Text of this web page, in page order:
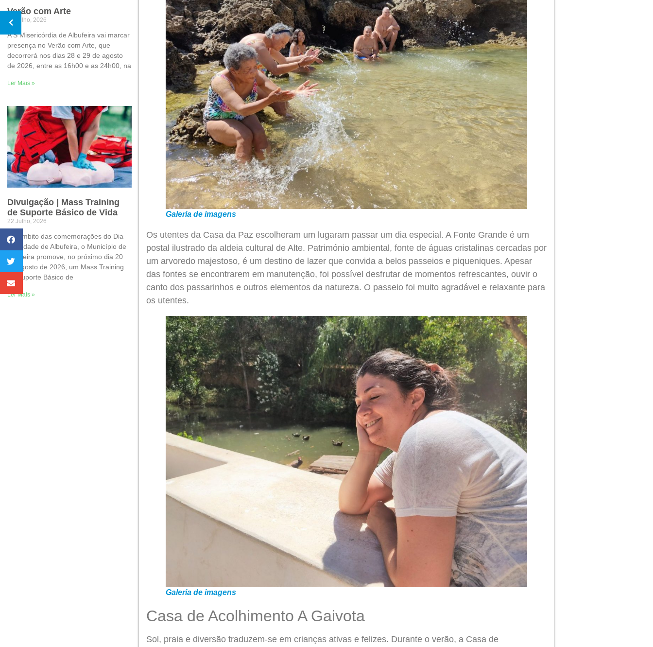
Verão com Arte
30 Julho, 2026
A S Misericórdia de Albufeira vai marcar
presença no Verão com Arte, que
decorrerá nos dias 28 e 29 de agosto
de 2026, entre as 16h00 e as 24h00, na
Ler Mais »
Divulgação | Mass Training
de Suporte Básico de Vida
22 Julho, 2026
No âmbito das comemorações do Dia
da Cidade de Albufeira, o Município de
Albufeira promove, no próximo dia 20
de agosto de 2026, um Mass Training
de Suporte Básico de
Ler Mais »
Galeria de imagens
Os utentes da Casa da Paz escolheram um lugaram passar um dia especial. A Fonte Grande é um
postal ilustrado da aldeia cultural de Alte. Património ambiental, fonte de águas cristalinas cercadas por
um arvoredo majestoso, é um destino de lazer que convida a belos passeios e piqueniques. Apesar
das fontes se encontrarem em manutenção, foi possível desfrutar de momentos refrescantes, ouvir o
canto dos passarinhos e outros elementos da natureza. O passeio foi muito agradável e relaxante para
os utentes.
Galeria de imagens
Casa de Acolhimento A Gaivota
Sol, praia e diversão traduzem-se em crianças ativas e felizes. Durante o verão, a Casa de